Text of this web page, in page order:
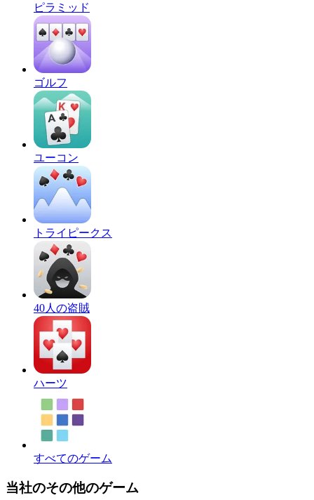
ピラミッド
ゴルフ
ユーコン
トライピークス
40人の盗賊
ハーツ
すべてのゲーム
当社のその他のゲーム